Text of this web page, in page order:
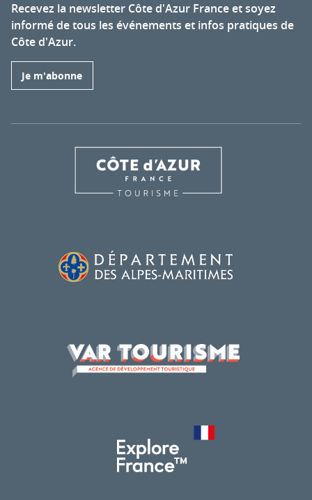
Recevez la newsletter Côte d'Azur France et soyez
informé de tous les événements et infos pratiques de
Côte d'Azur.
Je m'abonne